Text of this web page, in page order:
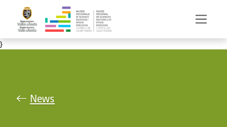
Salta al contenuto principale
}
News